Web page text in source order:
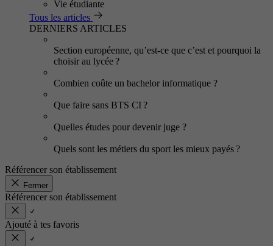
Vie étudiante
Tous les articles
DERNIERS ARTICLES
Section européenne, qu’est-ce que c’est et pourquoi la
choisir au lycée ?
Combien coûte un bachelor informatique ?
Que faire sans BTS CI ?
Quelles études pour devenir juge ?
Quels sont les métiers du sport les mieux payés ?
Référencer son établissement
Fermer
Référencer son établissement
Ajouté à tes favoris